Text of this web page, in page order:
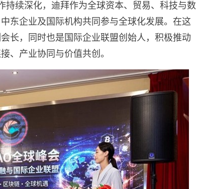
续深化，迪拜作为全球资本、贸易、科技与数
东企业及国际机构共同参与全球化发展。在这
长，同时也是国际企业联盟创始人，积极推动
、产业协同与价值共创。